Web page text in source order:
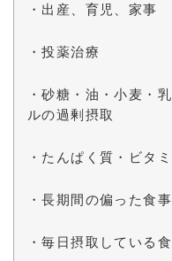
・出産、育児、家事
・投薬治療
・砂糖・油・小麦・
ルの過剰摂取
・たんぱく質・ビタ
・長期間の偏った食
・毎日摂取している